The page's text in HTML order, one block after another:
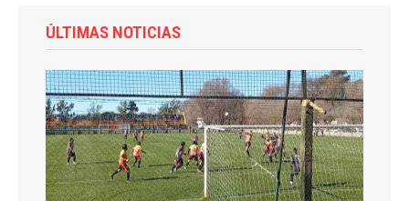
ÚLTIMAS NOTICIAS